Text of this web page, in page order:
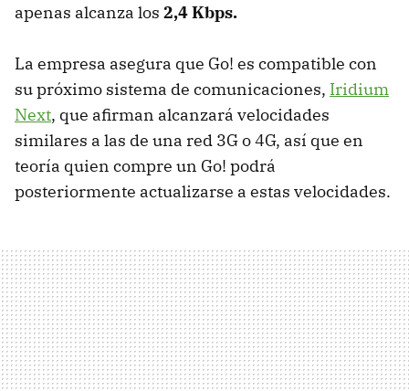
apenas alcanza los 2,4 Kbps.
La empresa asegura que Go! es compatible con
su próximo sistema de comunicaciones, Iridium
Next, que afirman alcanzará velocidades
similares a las de una red 3G o 4G, así que en
teoría quien compre un Go! podrá
posteriormente actualizarse a estas velocidades.